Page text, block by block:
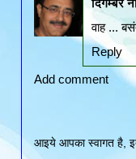
दिगम्बर
वाह ...
Reply
Add comment
आइये आपका स्वागत है,